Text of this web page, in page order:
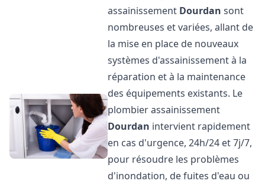
assainissement Dourdan sont
nombreuses et variées, allant de
la mise en place de nouveaux
systèmes d'assainissement à la
réparation et à la maintenance
des équipements existants. Le
plombier assainissement
Dourdan intervient rapidement
en cas d'urgence, 24h/24 et 7j/7,
pour résoudre les problèmes
d'inondation, de fuites d'eau ou